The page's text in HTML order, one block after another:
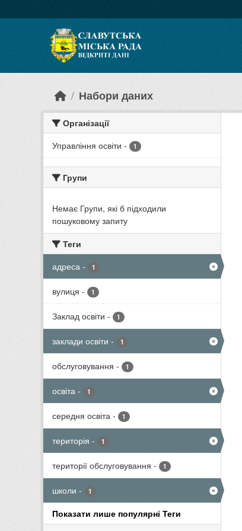
Набори даних
Організації
Управління освіти - 1
Групи
Немає Групи, які б підходили
пошуковому запиту
Теги
адреса - 1
вулиця - 1
Заклад освіти - 1
заклади освіти - 1
обслуговування - 1
освіта - 1
середня освіта - 1
територія - 1
території обслуговування - 1
школи - 1
Показати лише популярні Теги